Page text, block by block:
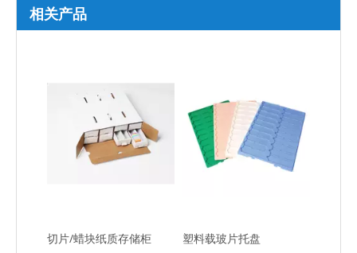
相关产品
切片/蜡块纸质存储柜 塑料载玻片托盘